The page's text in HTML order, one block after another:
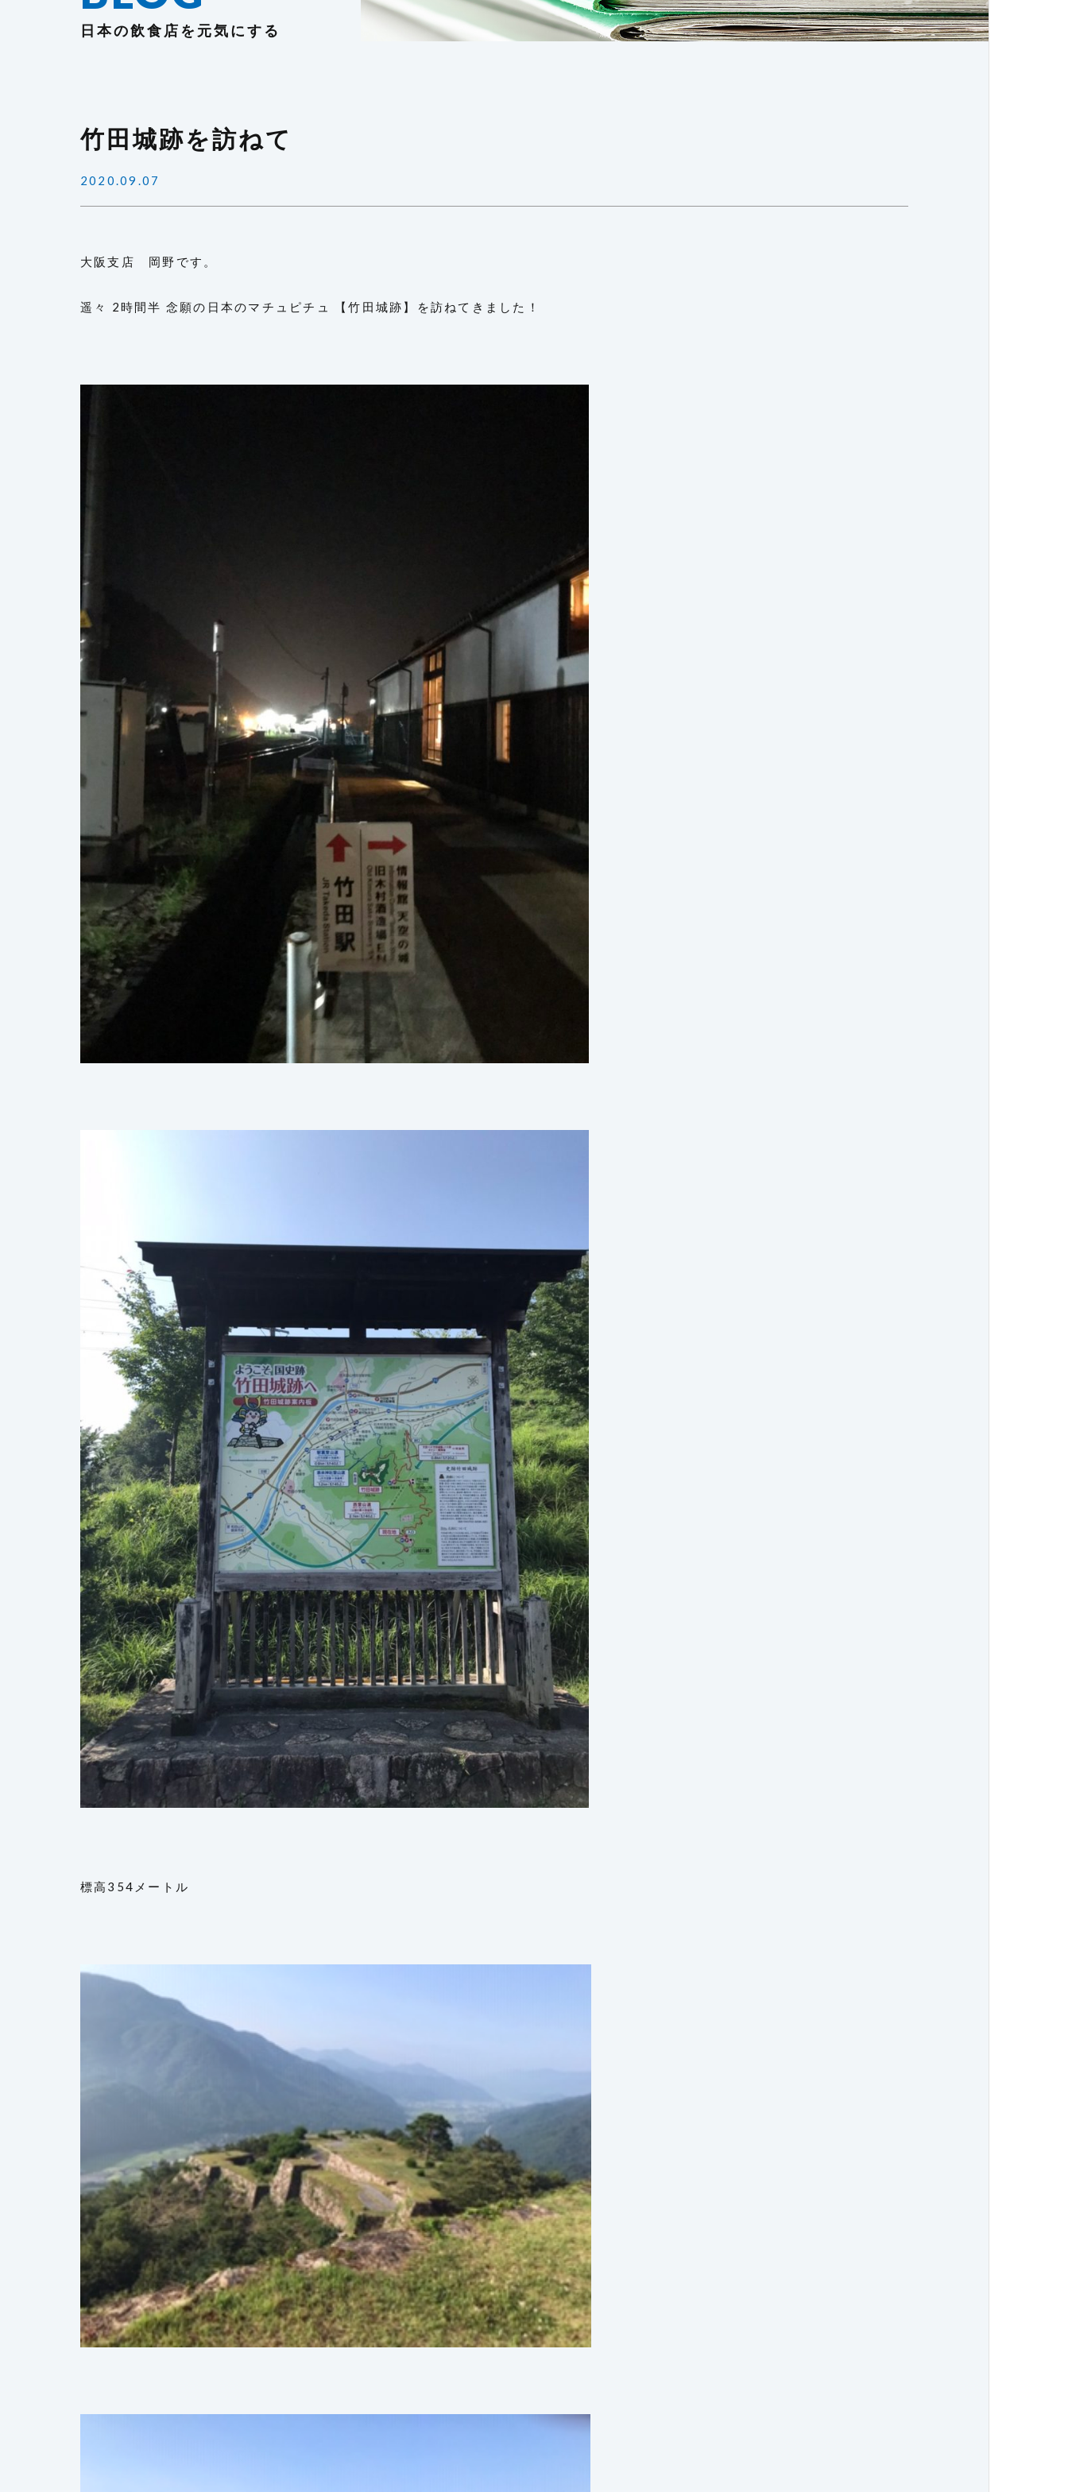
日本の飲食店を元気にする
竹田城跡を訪ねて
2020.09.07
大阪支店 岡野です。
遥々 2時間半 念願の日本のマチュピチュ 【竹田城跡】を訪ねてきました！
標高354メートル